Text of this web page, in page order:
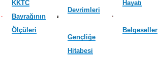
KKTC
Bayrağının
Ölçüleri
Devrimleri
Gençliğe
Hitabesi
Hayatı
Belgeseller